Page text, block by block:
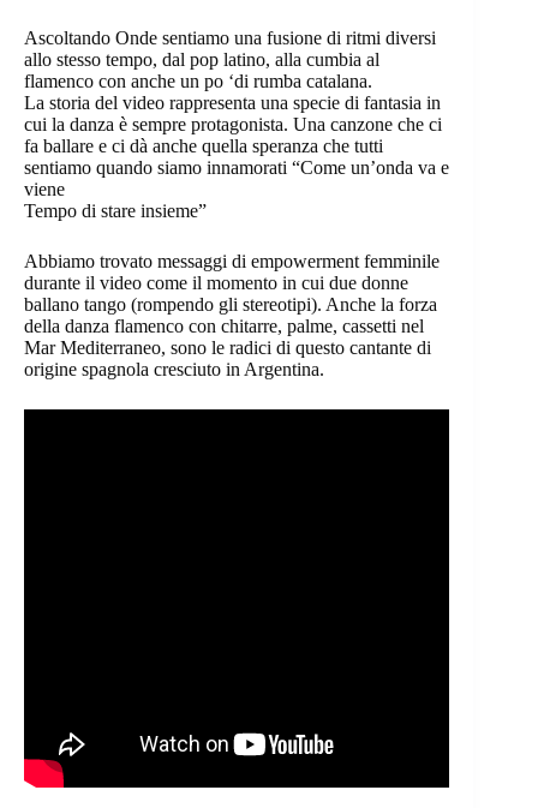
Ascoltando Onde sentiamo una fusione di ritmi diversi
allo stesso tempo, dal pop latino, alla cumbia al
flamenco con anche un po ‘di rumba catalana.
La storia del video rappresenta una specie di fantasia in
cui la danza è sempre protagonista. Una canzone che ci
fa ballare e ci dà anche quella speranza che tutti
sentiamo quando siamo innamorati “Come un’onda va e
viene
Tempo di stare insieme”
Abbiamo trovato messaggi di empowerment femminile
durante il video come il momento in cui due donne
ballano tango (rompendo gli stereotipi). Anche la forza
della danza flamenco con chitarre, palme, cassetti nel
Mar Mediterraneo, sono le radici di questo cantante di
origine spagnola cresciuto in Argentina.